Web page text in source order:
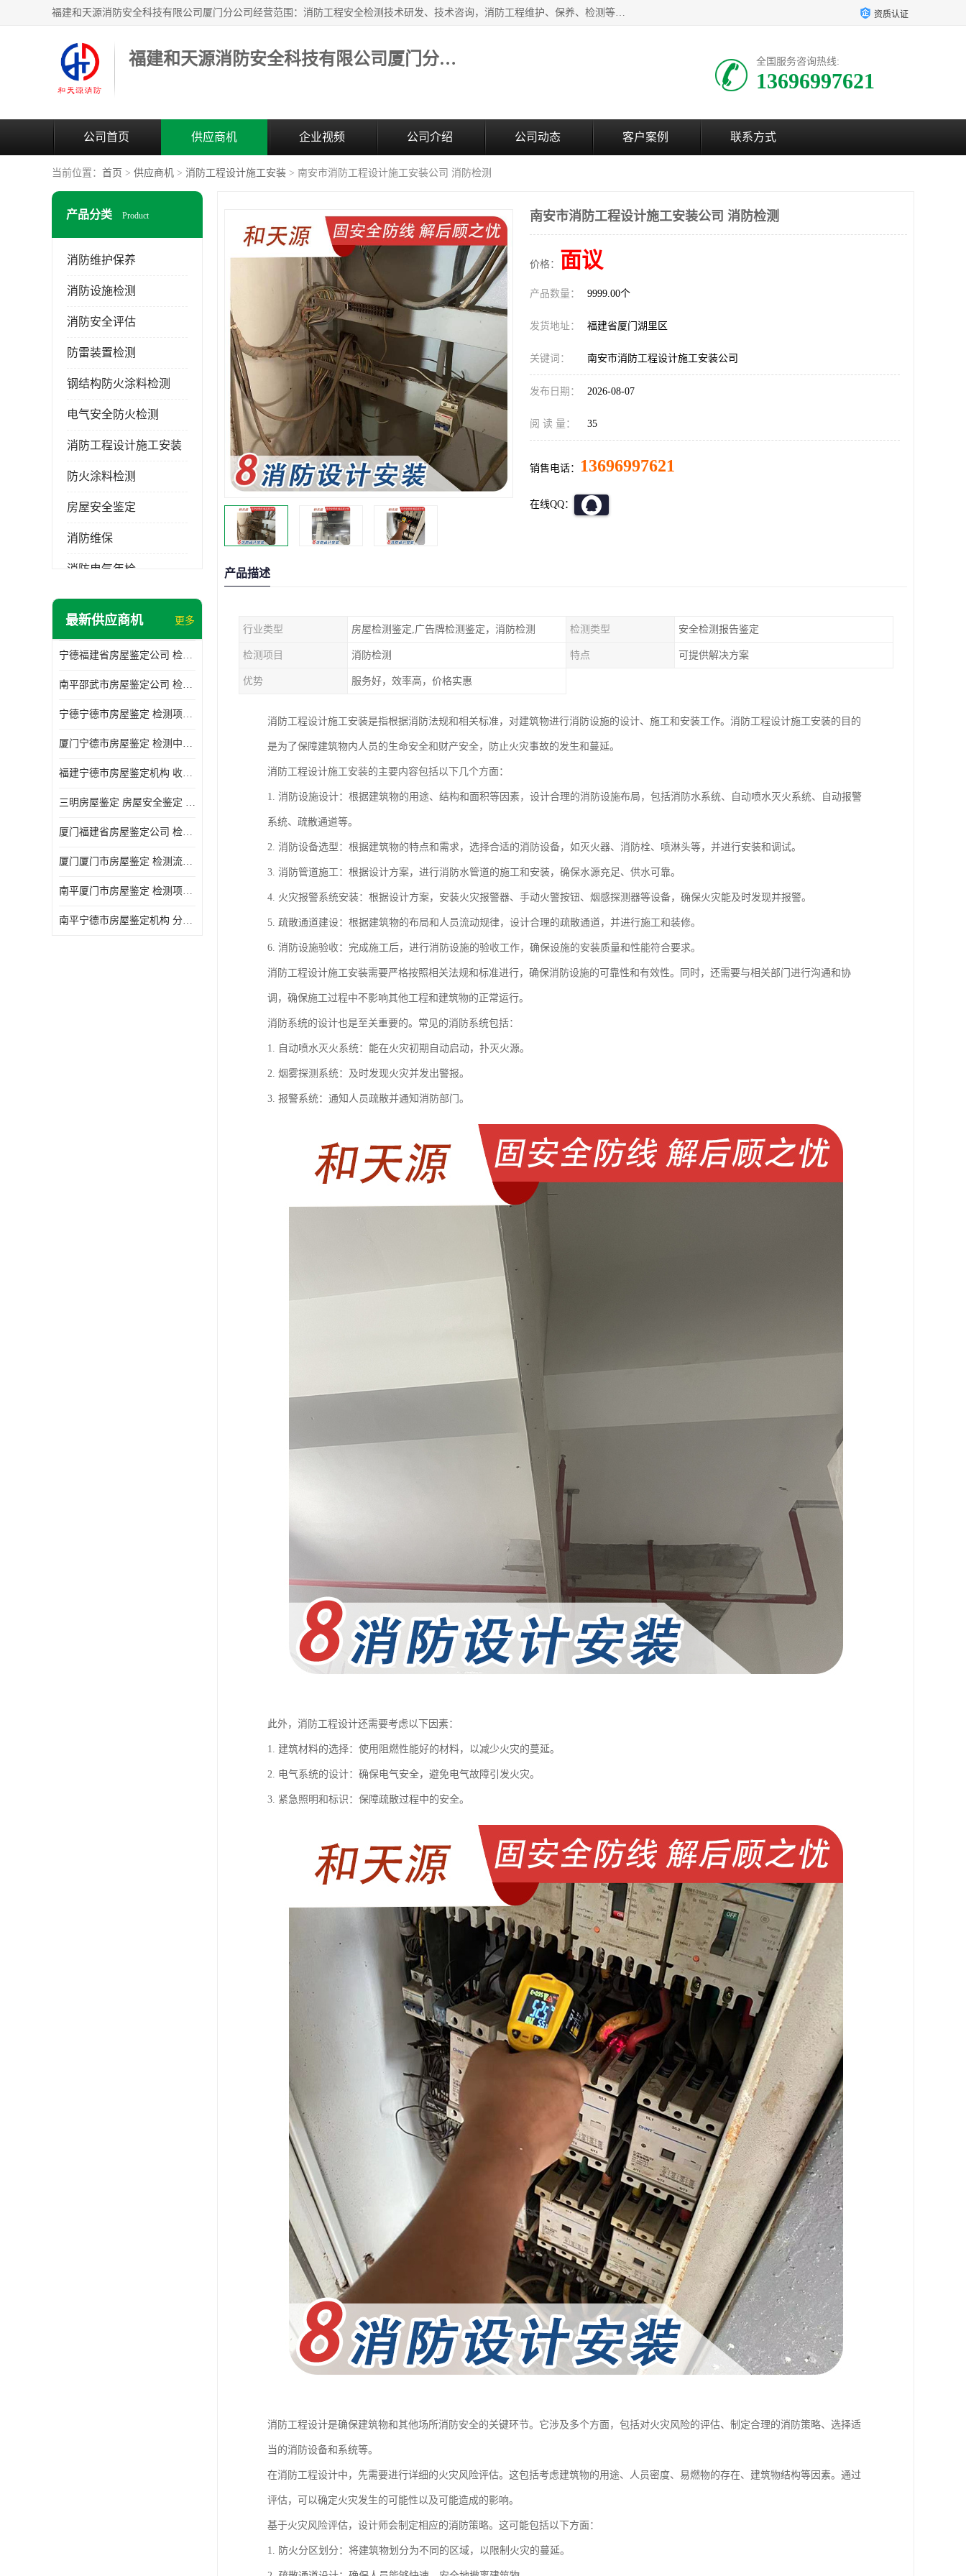
福建和天源消防安全科技有限公司厦门分公司经营范围：消防工程安全检测技术研发、技术咨询，消防工程维护、保养、检测等；主要的服务有：消防工程安全检测,消防工程施工,消防安全评估,消防维保,消防设施检测,消防维护保养,房屋安全鉴定,防雷装置检测,防火涂料检测,消防电气年检,泉州消防施工安装公司；消防器材、建材、五金制品零售。 资质认证
福建和天源消防安全科技有限公司厦门分公司 全国服务咨询热线:
13696997621
公司首页 供应商机 企业视频 公司介绍 公司动态 客户案例 联系方式
当前位置： 首页 > 供应商机 > 消防工程设计施工安装 > 南安市消防工程设计施工安装公司 消防检测
产品分类 Product
消防维护保养
消防设施检测
消防安全评估
防雷装置检测
钢结构防火涂料检测
电气安全防火检测
消防工程设计施工安装
防火涂料检测
房屋安全鉴定
消防维保
消防电气年检
消防工程施工
最新供应商机 更多
宁德福建省房屋鉴定公司 检测项目广 可及时反馈数据结果
南平邵武市房屋鉴定公司 检测准确率高 加强房屋的日常与管理
宁德宁德市房屋鉴定 检测项目广 可及时反馈数据结果
厦门宁德市房屋鉴定 检测中心 收费合理规范 项目全 周期短
福建宁德市房屋鉴定机构 收费合理规范 加强房屋的日常与管理
三明房屋鉴定 房屋安全鉴定 检测方便 快捷 经验较为丰富
厦门福建省房屋鉴定公司 检测流程规范 加强房屋的日常与管理
厦门厦门市房屋鉴定 检测流程规范 检测方式多样化
南平厦门市房屋鉴定 检测项目广 经验较为丰富
南平宁德市房屋鉴定机构 分析准确度高 可及时反馈数据结果
南安市消防工程设计施工安装公司 消防检测
价格： 面议
产品数量： 9999.00个
发货地址： 福建省厦门湖里区
关键词： 南安市消防工程设计施工安装公司
发布日期： 2026-08-07
阅 读 量： 35
销售电话： 13696997621
在线QQ：
产品描述
行业类型 房屋检测鉴定,广告牌检测鉴定，消防检测 检测类型 安全检测报告鉴定
检测项目 消防检测 特点 可提供解决方案
优势 服务好，效率高，价格实惠
消防工程设计施工安装是指根据消防法规和相关标准，对建筑物进行消防设施的设计、施工和安装工作。消防工程设计施工安装的目的
是为了保障建筑物内人员的生命安全和财产安全，防止火灾事故的发生和蔓延。
消防工程设计施工安装的主要内容包括以下几个方面：
1. 消防设施设计：根据建筑物的用途、结构和面积等因素，设计合理的消防设施布局，包括消防水系统、自动喷水灭火系统、自动报警
系统、疏散通道等。
2. 消防设备选型：根据建筑物的特点和需求，选择合适的消防设备，如灭火器、消防栓、喷淋头等，并进行安装和调试。
3. 消防管道施工：根据设计方案，进行消防水管道的施工和安装，确保水源充足、供水可靠。
4. 火灾报警系统安装：根据设计方案，安装火灾报警器、手动火警按钮、烟感探测器等设备，确保火灾能及时发现并报警。
5. 疏散通道建设：根据建筑物的布局和人员流动规律，设计合理的疏散通道，并进行施工和装修。
6. 消防设施验收：完成施工后，进行消防设施的验收工作，确保设施的安装质量和性能符合要求。
消防工程设计施工安装需要严格按照相关法规和标准进行，确保消防设施的可靠性和有效性。同时，还需要与相关部门进行沟通和协
调，确保施工过程中不影响其他工程和建筑物的正常运行。
消防系统的设计也是至关重要的。常见的消防系统包括：
1. 自动喷水灭火系统：能在火灾初期自动启动，扑灭火源。
2. 烟雾探测系统：及时发现火灾并发出警报。
3. 报警系统：通知人员疏散并通知消防部门。
此外，消防工程设计还需要考虑以下因素：
1. 建筑材料的选择：使用阻燃性能好的材料，以减少火灾的蔓延。
2. 电气系统的设计：确保电气安全，避免电气故障引发火灾。
3. 紧急照明和标识：保障疏散过程中的安全。
消防工程设计是确保建筑物和其他场所消防安全的关键环节。它涉及多个方面，包括对火灾风险的评估、制定合理的消防策略、选择适
当的消防设备和系统等。
在消防工程设计中，先需要进行详细的火灾风险评估。这包括考虑建筑物的用途、人员密度、易燃物的存在、建筑物结构等因素。通过
评估，可以确定火灾发生的可能性以及可能造成的影响。
基于火灾风险评估，设计师会制定相应的消防策略。这可能包括以下方面：
1. 防火分区划分：将建筑物划分为不同的区域，以限制火灾的蔓延。